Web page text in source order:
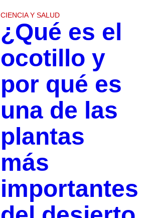
CIENCIA Y SALUD
¿Qué es el
ocotillo y
por qué es
una de las
plantas
más
importantes